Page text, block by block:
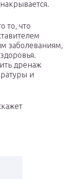
то, что
заболеваниям,
дренаж
и